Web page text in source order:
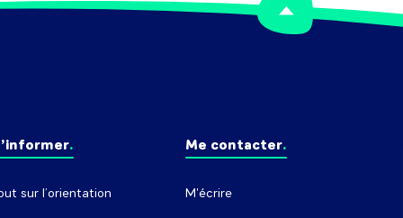
sur l’orientation
Me contacter
M'écrire